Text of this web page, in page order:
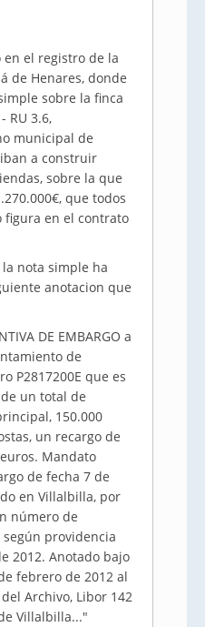
en el registro de la
de Henares, donde
sobre la finca
RU 3.6,
municipal de
a construir
sobre la que
que todos
figura en el contrato
nota simple ha
anotacion que
DE EMBARGO a
de
P2817200E que es
un total de
150.000
un recargo de
Mandato
de fecha 7 de
en Villalbilla, por
número de
providencia
2012. Anotado bajo
febrero de 2012 al
Archivo, Libor 142
Villalbilla..."